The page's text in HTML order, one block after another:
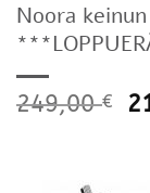
Noora
249,00€